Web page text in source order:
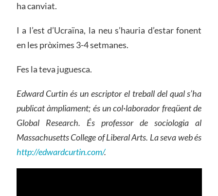
ha canviat.
I a l’est d’Ucraïna, la neu s’hauria d’estar fonent
en les pròximes 3-4 setmanes.
Fes la teva juguesca.
Edward Curtin és un escriptor el treball del qual s’ha
publicat àmpliament; és un col·laborador freqüent de
Global Research. És professor de sociologia al
Massachusetts College of Liberal Arts. La seva web és
http://edwardcurtin.com/.